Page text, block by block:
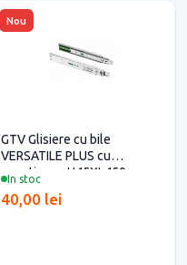
Nou
In stoc
GTV Glisiere cu bile
VERSATILE PLUS cu
amortizare ,H45XL450 mm
40,00 lei